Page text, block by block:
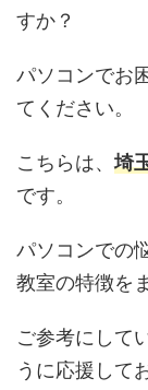
すか？
パソコンでお
てください。
こちらは、埼
です。
パソコンでの
教室の特徴を
ご参考にして
うに応援して